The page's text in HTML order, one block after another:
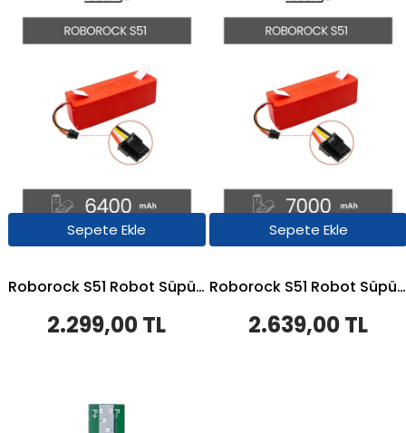
Roborock S51 Robot Süpürge Uyumlu Batarya 6400 mAh - Muadil Ürün
2.299,00 TL
Sepete Ekle
Roborock S51 Robot Süpürge Uyumlu Batarya 7000 mAh - Muadil Ürün
2.639,00 TL
Sepete Ekle